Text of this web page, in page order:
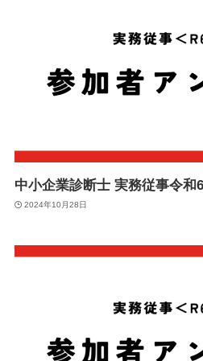
中小企業診断士 実務従事令和
2024年10月28日